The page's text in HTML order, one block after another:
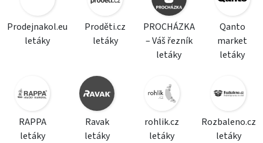
Prodejnakol.eu
letáky
Proděti.cz
letáky
PROCHÁZKA
– Váš řezník
letáky
Qanto
market
letáky
RAPPA
letáky
Ravak
letáky
rohlik.cz
letáky
Rozbaleno.cz
letáky